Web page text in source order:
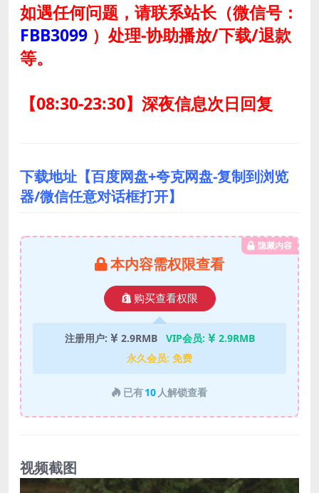
如遇任何问题，请联系站长（微信号：
FBB3099 ） 处理-协助播放/下载/退款
等。
【08:30-23:30】深夜信息次日回复
下载地址【百度网盘+夸克网盘-复制到浏览
器/微信任意对话框打开】
隐藏内容
本内容需权限查看
购买查看权限
注册用户: 2.9RMB VIP会员:
2.9RMB
永久会员: 免费
已有10 人解锁查看
视频截图